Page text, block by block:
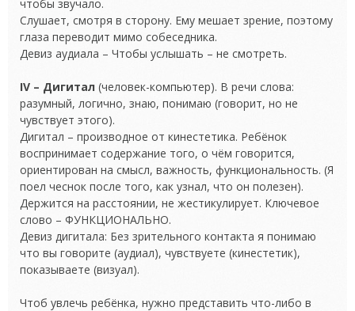
чтобы звучало.
Слушает, смотря в сторону. Ему мешает зрение, поэтому
глаза переводит мимо собеседника.
Девиз аудиала – Чтобы услышать – не смотреть.
IV – Дигитал (человек-компьютер). В речи слова:
разумный, логично, знаю, понимаю (говорит, но не
чувствует этого).
Дигитал – производное от кинестетика. Ребёнок
воспринимает содержание того, о чём говорится,
ориентирован на смысл, важность, функциональность. (Я
поел чеснок после того, как узнал, что он полезен).
Держится на расстоянии, не жестикулирует. Ключевое
слово – ФУНКЦИОНАЛЬНО.
Девиз дигитала: Без зрительного контакта я понимаю
что вы говорите (аудиал), чувствуете (кинестетик),
показываете (визуал).
Чтоб увлечь ребёнка, нужно представить что-либо в